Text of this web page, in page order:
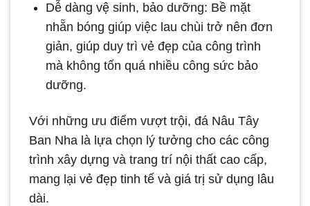
Dễ dàng vệ sinh, bảo dưỡng: Bề mặt
nhẵn bóng giúp việc lau chùi trở nên đơn
giản, giúp duy trì vẻ đẹp của công trình
mà không tốn quá nhiều công sức bảo
dưỡng.
Với những ưu điểm vượt trội, đá Nâu Tây
Ban Nha là lựa chọn lý tưởng cho các công
trình xây dựng và trang trí nội thất cao cấp,
mang lại vẻ đẹp tinh tế và giá trị sử dụng lâu
dài.